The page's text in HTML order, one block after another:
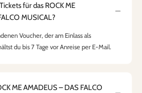
für das ROCK ME
MUSICAL?
Voucher, der am Einlass als
du bis 7 Tage vor Anreise per E-Mail.
ME AMADEUS – DAS FALCO